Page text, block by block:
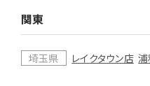
関東
埼玉県 レイクタウン店